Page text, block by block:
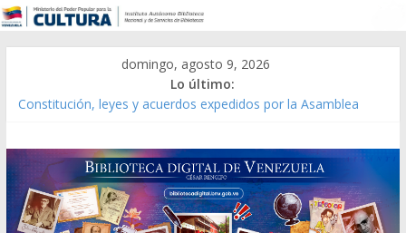
domingo, agosto 9, 2026
Lo último:
Constitución, leyes y acuerdos expedidos por la Asamblea
Modesta Bor Sánchez [material gráfico]
Gaceta Oficial de la República de Venezuela año CXXXIII Mes V,
Caracas 09 de marzo de 2006 N° 38.394
Catálogo temático de obras de Modesta Bor